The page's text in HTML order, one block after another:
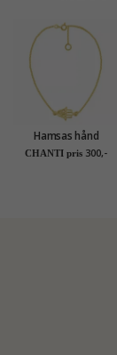
Hamsas hånd
armbånd i forgyldt
CHANTI pris 300,-